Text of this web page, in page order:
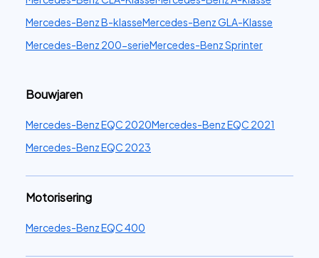
Mercedes-Benz B-klasseMercedes-Benz GLA-Klasse
Mercedes-Benz 200-serieMercedes-Benz Sprinter
Bouwjaren
Mercedes-Benz EQC 2020Mercedes-Benz EQC 2021
Mercedes-Benz EQC 2023
Motorisering
Mercedes-Benz EQC 400